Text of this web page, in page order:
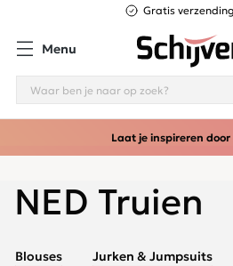
Gratis
Menu
Laat je inspireren door
NED Truien
Blouses Jurken & Jumpsuits